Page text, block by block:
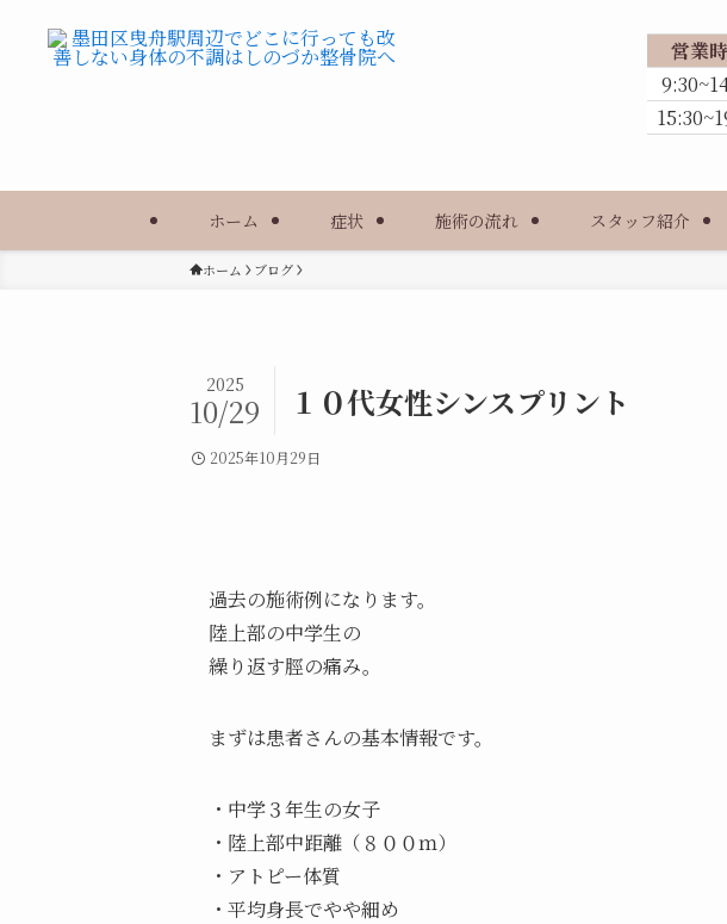
ホーム 症状 施術の流れ スタッフ紹介
営業
ホーム ブログ
１０代女性シンスプリント
2025
10/29
2025年10月29日
過去の施術例になります。
陸上部の中学生の
繰り返す脛の痛み。
まずは患者さんの基本情報です。
・中学３年生の女子
・陸上部中距離（８００ｍ）
・アトピー体質
・平均身長でやや細め